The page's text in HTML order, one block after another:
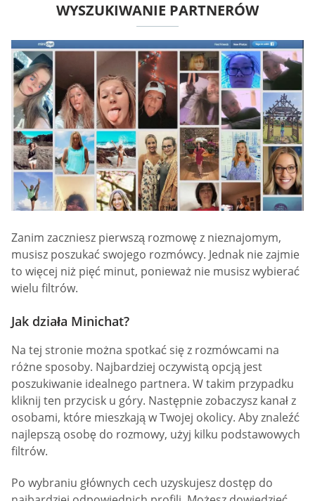
WYSZUKIWANIE PARTNERÓW
Zanim zaczniesz pierwszą rozmowę z nieznajomym,
musisz poszukać swojego rozmówcy. Jednak nie zajmie
to więcej niż pięć minut, ponieważ nie musisz wybierać
wielu filtrów.
Jak działa Minichat?
Na tej stronie można spotkać się z rozmówcami na
różne sposoby. Najbardziej oczywistą opcją jest
poszukiwanie idealnego partnera. W takim przypadku
kliknij ten przycisk u góry. Następnie zobaczysz kanał z
osobami, które mieszkają w Twojej okolicy. Aby znaleźć
najlepszą osobę do rozmowy, użyj kilku podstawowych
filtrów.
Po wybraniu głównych cech uzyskujesz dostęp do